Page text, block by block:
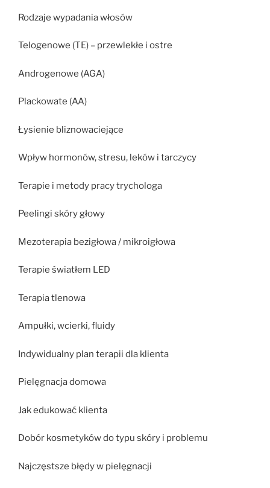
Rodzaje wypadania włosów
Telogenowe (TE) – przewlekłe i ostre
Androgenowe (AGA)
Plackowate (AA)
Łysienie bliznowaciejące
Wpływ hormonów, stresu, leków i tarczycy
Terapie i metody pracy trychologa
Peelingi skóry głowy
Mezoterapia bezigłowa / mikroigłowa
Terapie światłem LED
Terapia tlenowa
Ampułki, wcierki, fluidy
Indywidualny plan terapii dla klienta
Pielęgnacja domowa
Jak edukować klienta
Dobór kosmetyków do typu skóry i problemu
Najczęstsze błędy w pielęgnacji